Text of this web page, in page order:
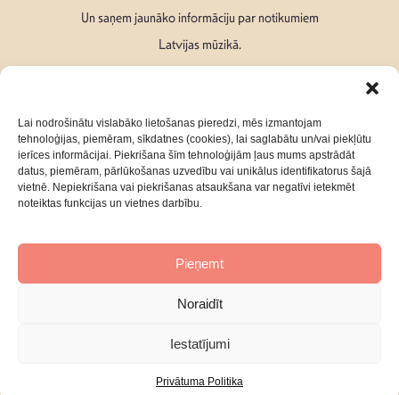
Lai nodrošinātu vislabāko lietošanas pieredzi, mēs izmantojam
tehnoloģijas, piemēram, sīkdatnes (cookies), lai saglabātu un/vai piekļūtu
ierīces informācijai. Piekrišana šīm tehnoloģijām ļaus mums apstrādāt
datus, piemēram, pārlūkošanas uzvedību vai unikālus identifikatorus šajā
vietnē. Nepiekrišana vai piekrišanas atsaukšana var negatīvi ietekmēt
noteiktas funkcijas un vietnes darbību.
Pieņemt
Noraidīt
Iestatījumi
Privātuma Politika
Un saņem jaunāko informāciju par notikumiem
Latvijas mūzikā.
Seko mums:
Par mumsKontakti